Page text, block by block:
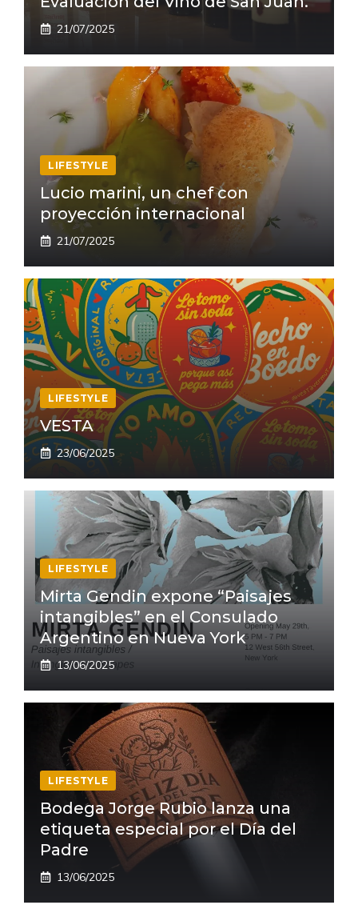
21/07/2025
LIFESTYLE
Lucio marini, un chef con
proyección internacional
21/07/2025
LIFESTYLE
VESTA
23/06/2025
LIFESTYLE
Mirta Gendin expone “Paisajes
intangibles” en el Consulado
Argentino en Nueva York
13/06/2025
LIFESTYLE
Bodega Jorge Rubio lanza una
etiqueta especial por el Día del
Padre
13/06/2025